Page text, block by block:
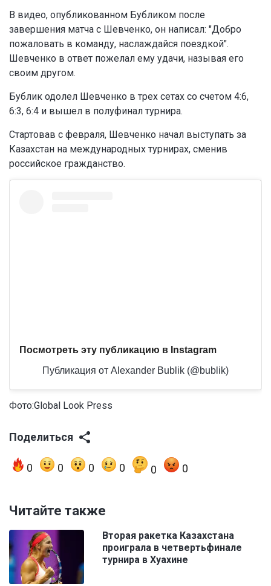
В видео, опубликованном Бубликом после
завершения матча с Шевченко, он написал: "Добро
пожаловать в команду, наслаждайся поездкой".
Шевченко в ответ пожелал ему удачи, называя его
своим другом.
Бублик одолел Шевченко в трех сетах со счетом 4:6,
6:3, 6:4 и вышел в полуфинал турнира.
Стартовав с февраля, Шевченко начал выступать за
Казахстан на международных турнирах, сменив
российское гражданство.
Посмотреть эту публикацию в Instagram
Публикация от Alexander Bublik (@bublik)
Фото:Global Look Press
Поделиться
0 0 0 0 0 0
Читайте также
Вторая ракетка Казахстана
проиграла в четвертьфинале
турнира в Хуахине